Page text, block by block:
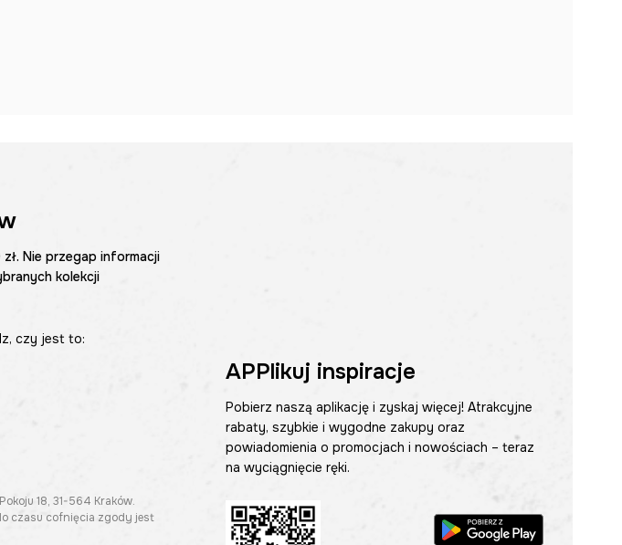
Nie przegap informacji
kolekcji
czy jest to:
18, 31-564 Kraków.
czasu cofnięcia zgody jest
APPlikuj inspiracje
Pobierz naszą aplikację i zyskaj więcej! Atrakcyjne
rabaty, szybkie i wygodne zakupy oraz
powiadomienia o promocjach i nowościach – teraz
na wyciągnięcie ręki.